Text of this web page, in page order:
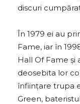
discuri
În 1979 ei au
Fame, iar în
Hall Of Fame
deosebita lor
înființare trupa
Green,